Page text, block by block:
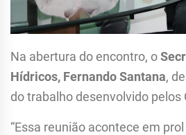
Na abertura do encontro, o
Hídricos, Fernando Santana,
do trabalho desenvolvido pelos
“Essa reunião acontece em